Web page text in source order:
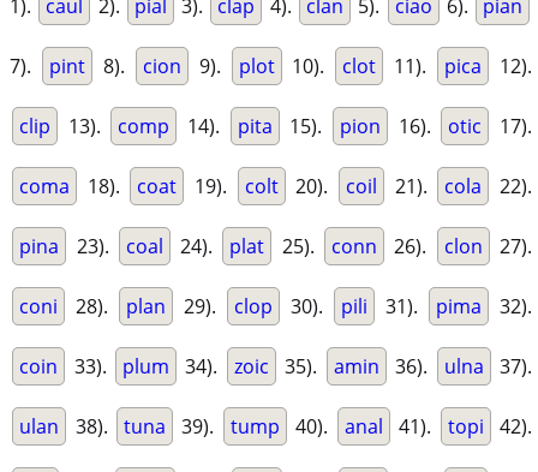
1). caul 2). pial 3). clap 4). clan 5). ciao 6). pian
7). pint 8). cion 9). plot 10). clot 11). pica 12).
clip 13). comp 14). pita 15). pion 16). otic 17).
coma 18). coat 19). colt 20). coil 21). cola 22).
pina 23). coal 24). plat 25). conn 26). clon 27).
coni 28). plan 29). clop 30). pili 31). pima 32).
coin 33). plum 34). zoic 35). amin 36). ulna 37).
ulan 38). tuna 39). tump 40). anal 41). topi 42).